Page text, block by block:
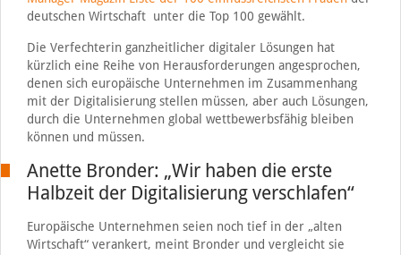
deutschen Wirtschaft unter die Top 100 gewählt.
Die Verfechterin ganzheitlicher digitaler Lösungen hat
kürzlich eine Reihe von Herausforderungen angesprochen,
denen sich europäische Unternehmen im Zusammenhang
mit der Digitalisierung stellen müssen, aber auch Lösungen,
durch die Unternehmen global wettbewerbsfähig bleiben
können und müssen.
Anette Bronder: „Wir haben die erste
Halbzeit der Digitalisierung verschlafen“
Europäische Unternehmen seien noch tief in der „alten
Wirtschaft“ verankert, meint Bronder und vergleicht sie